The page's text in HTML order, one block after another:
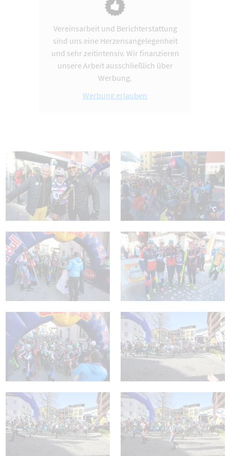
Vereinsarbeit und Berichterstattung
sind uns eine Herzensangelegenheit
und sehr zeitintensiv. Wir finanzieren
unsere Arbeit ausschließlich über
Werbung.
Werbung erlauben